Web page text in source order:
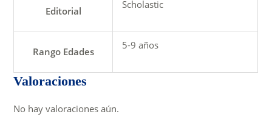
Editorial
Scholastic
Rango Edades
5-9 años
Valoraciones
No hay valoraciones aún.